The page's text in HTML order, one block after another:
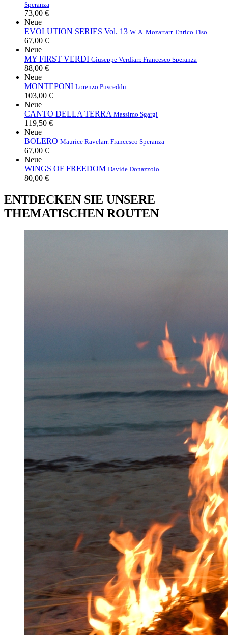
Speranza
73,00 €
Neue
EVOLUTION SERIES Vol. 13 W. A. Mozartarr. Enrico Tiso
67,00 €
Neue
MY FIRST VERDI Giuseppe Verdiarr. Francesco Speranza
88,00 €
Neue
MONTEPONI Lorenzo Pusceddu
103,00 €
Neue
CANTO DELLA TERRA Massimo Sgargi
119,50 €
Neue
BOLERO Maurice Ravelarr. Francesco Speranza
67,00 €
Neue
WINGS OF FREEDOM Davide Donazzolo
80,00 €
ENTDECKEN SIE UNSERE
THEMATISCHEN ROUTEN